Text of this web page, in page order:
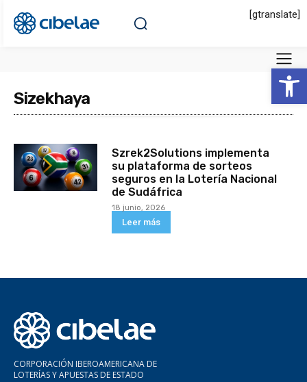
Abrir
[gtranslate]
Sizekhaya
Szrek2Solutions implementa
su plataforma de sorteos
seguros en la Lotería Nacional
de Sudáfrica
18 junio, 2026
Leer más
CORPORACIÓN IBEROAMERICANA DE
LOTERÍAS Y APUESTAS DE ESTADO